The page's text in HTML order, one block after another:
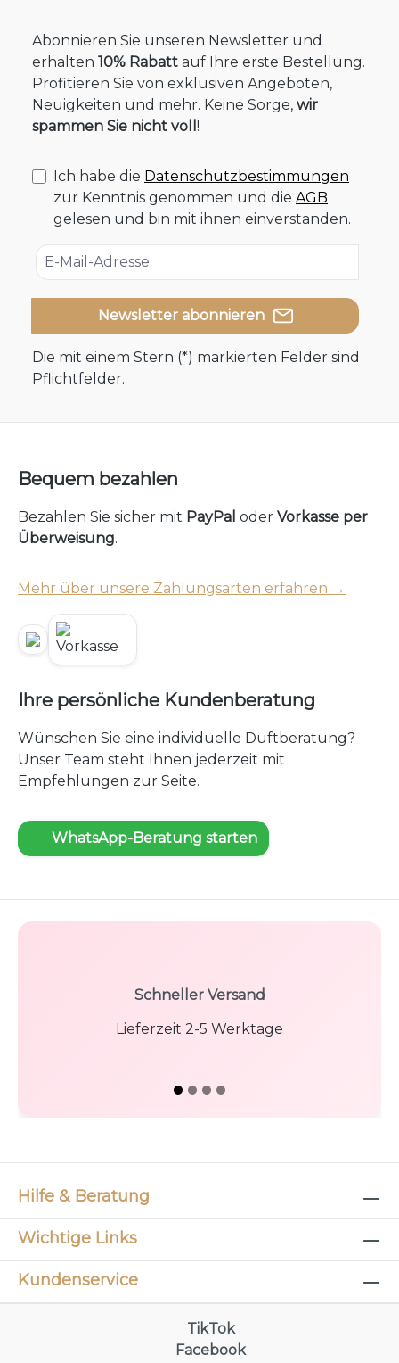
Abonnieren Sie unseren Newsletter und
erhalten 10% Rabatt auf Ihre erste Bestellung.
Profitieren Sie von exklusiven Angeboten,
Neuigkeiten und mehr. Keine Sorge, wir
spammen Sie nicht voll !
Ich habe die Datenschutzbestimmungen
zur Kenntnis genommen und die AGB
gelesen und bin mit ihnen einverstanden.
Newsletter abonnieren
Die mit einem Stern (*) markierten Felder sind
Pflichtfelder.
Bequem bezahlen
Bezahlen Sie sicher mit PayPal oder Vorkasse per
Überweisung.
Mehr über unsere Zahlungsarten erfahren →
Ihre persönliche Kundenberatung
Wünschen Sie eine individuelle Duftberatung?
Unser Team steht Ihnen jederzeit mit
Empfehlungen zur Seite.
WhatsApp-Beratung starten
Schneller Versand
Lieferzeit 2-5 Werktage
Hilfe & Beratung
Wichtige Links
Kundenservice
TikTok
Facebook